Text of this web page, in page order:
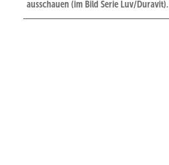
ausschauen (im Bild Serie Luv/Duravit).